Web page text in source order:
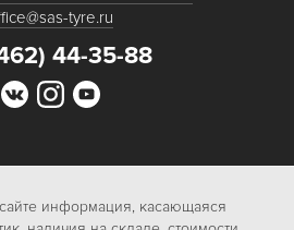
tyre.ru
44-35-88
информация, касающаяся